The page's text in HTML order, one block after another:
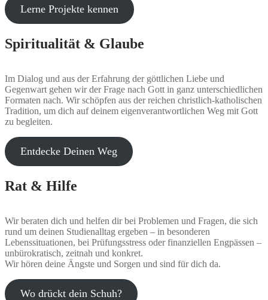
Lerne Projekte kennen
Spiritualität & Glaube
Im Dialog und aus der Erfahrung der göttlichen Liebe und
Gegenwart gehen wir der Frage nach Gott in ganz unterschiedlichen
Formaten nach. Wir schöpfen aus der reichen christlich-katholischen
Tradition, um dich auf deinem eigenverantwortlichen Weg mit Gott
zu begleiten.
Entdecke Deinen Weg
Rat & Hilfe
Wir beraten dich und helfen dir bei Problemen und Fragen, die sich
rund um deinen Studienalltag ergeben – in besonderen
Lebenssituationen, bei Prüfungsstress oder finanziellen Engpässen –
unbürokratisch, zeitnah und konkret.
Wir hören deine Ängste und Sorgen und sind für dich da.
Wo drückt dein Schuh?